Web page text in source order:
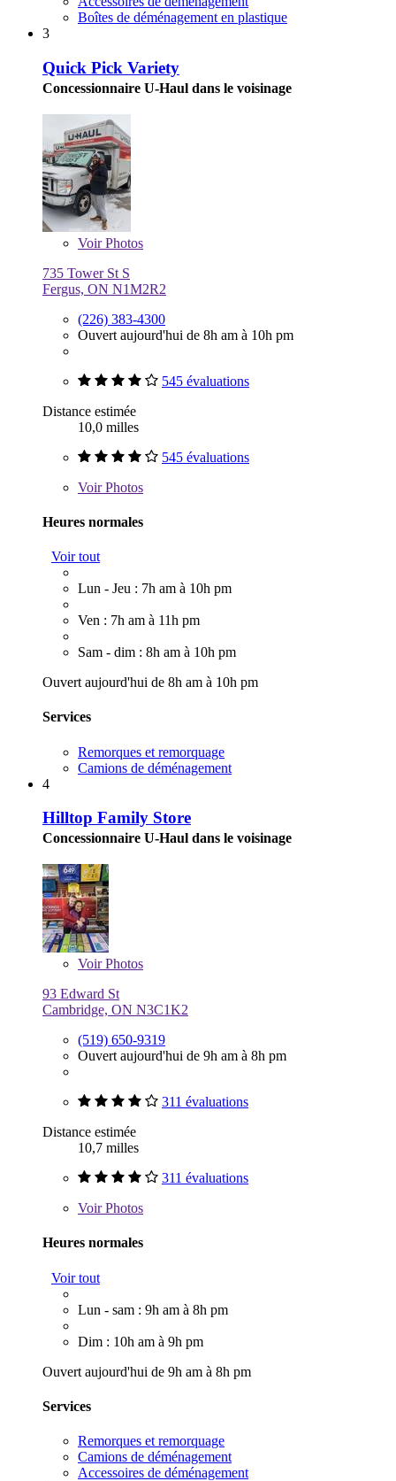
Boîtes de déménagement en plastique
3
Quick Pick Variety
Concessionnaire U-Haul dans le voisinage
VoirPhotos
735 Tower St S
Fergus, ON N1M2R2
(226) 383-4300
Ouvert aujourd'hui de 8h am à 10h pm
545 évaluations
Distance estimée
10,0 milles
545 évaluations
VoirPhotos
Heures normales
Voir tout
Lun - Jeu : 7h am à 10h pm
Ven : 7h am à 11h pm
Sam - dim : 8h am à 10h pm
Ouvert aujourd'hui de 8h am à 10h pm
Services
Remorques et remorquage
Camions de déménagement
4
Hilltop Family Store
Concessionnaire U-Haul dans le voisinage
VoirPhotos
93 Edward St
Cambridge, ON N3C1K2
(519) 650-9319
Ouvert aujourd'hui de 9h am à 8h pm
311 évaluations
Distance estimée
10,7 milles
311 évaluations
VoirPhotos
Heures normales
Voir tout
Lun - sam : 9h am à 8h pm
Dim : 10h am à 9h pm
Ouvert aujourd'hui de 9h am à 8h pm
Services
Remorques et remorquage
Camions de déménagement
Accessoires de déménagement